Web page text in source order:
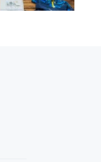
vybrané